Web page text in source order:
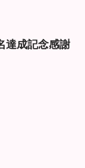
達成記念感謝